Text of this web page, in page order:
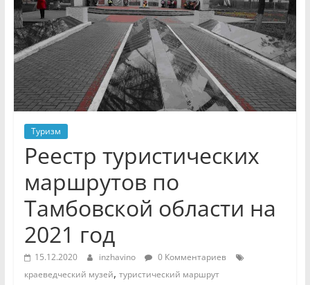
Туризм
Реестр туристических
маршрутов по
Тамбовской области на
2021 год
15.12.2020 inzhavino
0 Комментариев
краеведческий музей, туристический маршрут